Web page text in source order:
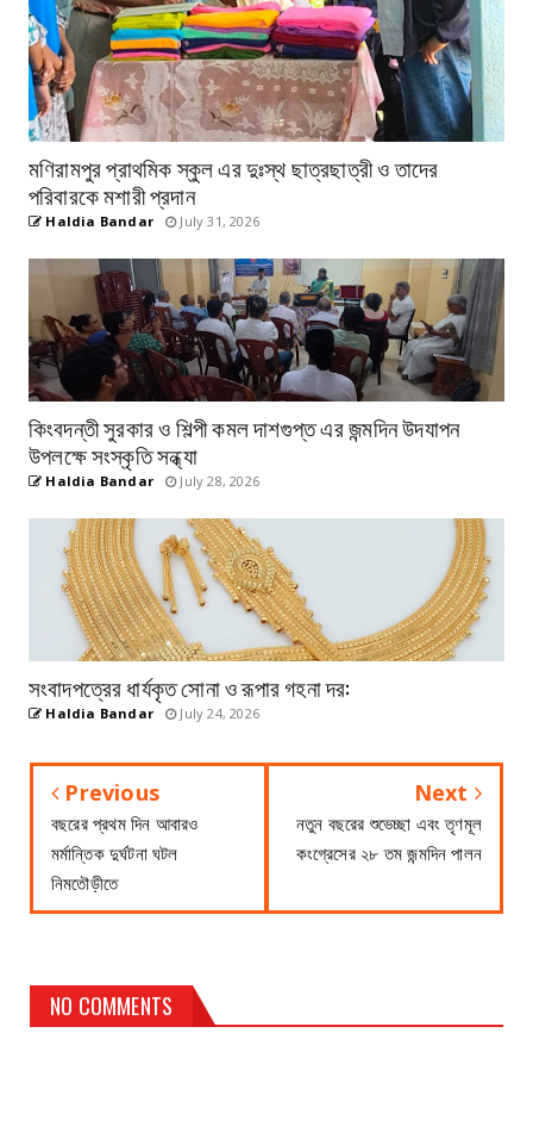
মণিরামপুর প্রাথমিক স্কুল এর দুঃস্থ ছাত্রছাত্রী ও তাদের
পরিবারকে মশারী প্রদান
Haldia Bandar July 31, 2026
কিংবদন্তী সুরকার ও শিল্পী কমল দাশগুপ্ত এর জন্মদিন উদযাপন
উপলক্ষে সংস্কৃতি সন্ধ্যা
Haldia Bandar July 28, 2026
সংবাদপত্রের ধার্যকৃত সোনা ও রূপার গহনা দর:
Haldia Bandar July 24, 2026
Previous
বছরের প্রথম দিন আবারও
মর্মান্তিক দুর্ঘটনা ঘটল
নিমতৌড়ীতে
Next
নতুন বছরের শুভেচ্ছা এবং তৃণমূল
কংগ্রেসের ২৮ তম জন্মদিন পালন
NO COMMENTS